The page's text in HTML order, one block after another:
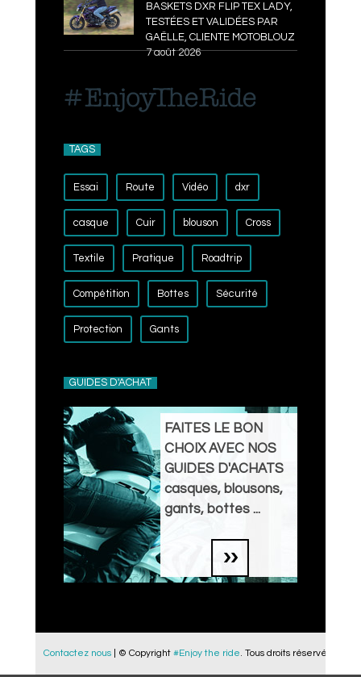
BASKETS DXR FLIP TEX LADY,
TESTÉES ET VALIDÉES PAR
GAËLLE, CLIENTE MOTOBLOUZ
7 août 2026
TAGS
Essai Route Vidéo dxr
casque Cuir blouson Cross
Textile Pratique Roadtrip
Compétition Bottes Sécurité
Protection Gants
GUIDES D'ACHAT
FAITES LE BON
CHOIX AVEC NOS
GUIDES D'ACHATS
casques, blousons,
gants, bottes ...
Contactez nous | © Copyright #Enjoy the ride. Tous droits réservés.